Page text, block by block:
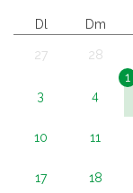
Dl Dm
27 28
3 4
1
10 11
17 18